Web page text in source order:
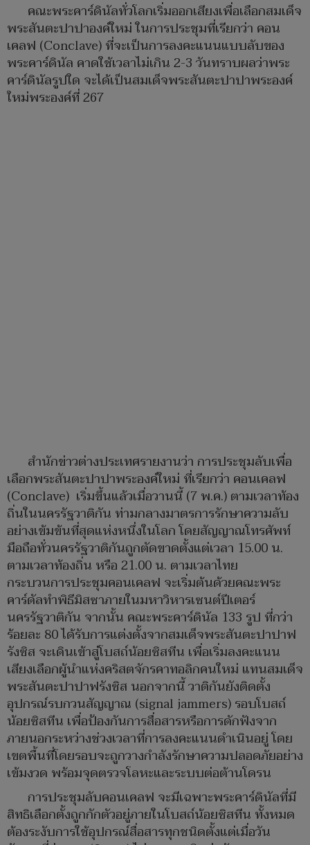
คณะพระคาร์ดินัลทั่วโลกเริ่มออกเสียงเพื่อเลือกสมเด็จ
พระสันตะปาปาองค์ใหม่ ในการประชุมที่เรียกว่า คอน
เคลฟ (Conclave) ที่จะเป็นการลงคะแนนแบบลับของ
พระคาร์ดินัล คาดใช้เวลาไม่เกิน 2-3 วันทราบผลว่าพระ
คาร์ดินัลรูปใด จะได้เป็นสมเด็จพระสันตะปาปาพระองค์
ใหม่พระองค์ที่ 267
สำนักข่าวต่างประเทศรายงานว่า การประชุมลับเพื่อ
เลือกพระสันตะปาปาพระองค์ใหม่ ที่เรียกว่า คอนเคลฟ
(Conclave) เริ่มขึ้นแล้วเมื่อวานนี้ (7 พ.ค.) ตามเวลาท้อง
ถิ่นในนครรัฐวาติกัน ท่ามกลางมาตรการรักษาความลับ
อย่างเข้มข้นที่สุดแห่งหนึ่งในโลก โดยสัญญาณโทรศัพท์
มือถือทั่วนครรัฐวาติกันถูกตัดขาดตั้งแต่เวลา 15.00 น.
ตามเวลาท้องถิ่น หรือ 21.00 น. ตามเวลาไทย
กระบวนการประชุมคอนเคลฟ จะเริ่มต้นด้วยคณะพระ
คาร์ดัลทำพิธีมิสซาภายในมหาวิหารเซนต์ปีเตอร์
นครรัฐวาติกัน จากนั้น คณะพระคาร์ดินัล 133 รูป ที่กว่า
ร้อยละ 80 ได้รับการแต่งตั้งจากสมเด็จพระสันตะปาปาฟ
รังซิส จะเดินเข้าสู่โบสถ์น้อยซิสทีน เพื่อเริ่มลงคะแนน
เสียงเลือกผู้นำแห่งคริสตจักรคาทอลิกคนใหม่ แทนสมเด็จ
พระสันตะปาปาฟรังซิส นอกจากนี้ วาติกันยังติดตั้ง
อุปกรณ์รบกวนสัญญาณ (signal jammers) รอบโบสถ์
น้อยซิสทีน เพื่อป้องกันการสื่อสารหรือการดักฟังจาก
ภายนอกระหว่างช่วงเวลาที่การลงคะแนนดำเนินอยู่ โดย
เขตพื้นที่โดยรอบจะถูกวางกำลังรักษาความปลอดภัยอย่าง
เข้มงวด พร้อมจุดตรวจโลหะและระบบต่อต้านโดรน
การประชุมลับคอนเคลฟ จะมีเฉพาะพระคาร์ดินัลที่มี
สิทธิเลือกตั้งถูกกักตัวอยู่ภายในโบสถ์น้อยซิสทีน ทั้งหมด
ต้องระงับการใช้อุปกรณ์สื่อสารทุกชนิดตั้งแต่เมื่อวัน